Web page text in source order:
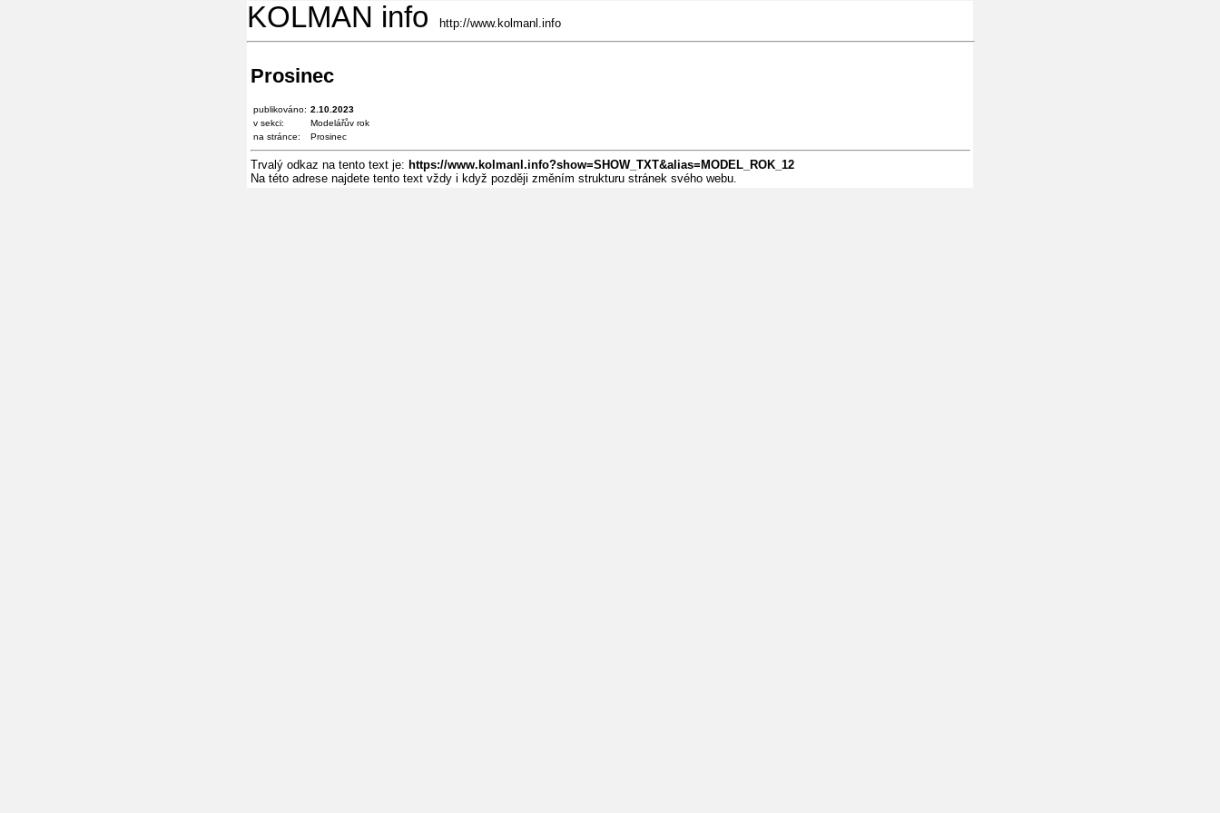
KOLMAN info http://www.kolmanl.info
Prosinec
publikováno: 2.10.2023
v sekci:
Modelářův rok
na stránce:
Prosinec
Trvalý odkaz na tento text je: https://www.kolmanl.info?show=SHOW_TXT&alias=MODEL_ROK_12
Na této adrese najdete tento text vždy i když později změním strukturu stránek svého webu.